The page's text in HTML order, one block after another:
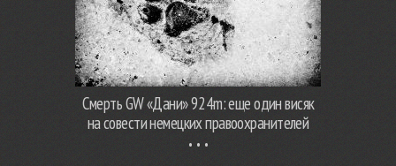
Смерть GW «Дани» 924m: еще один висяк
на совести немецких правоохранителей